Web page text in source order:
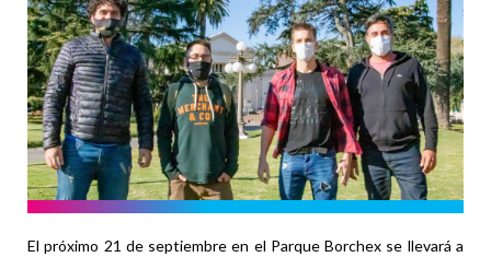
El próximo 21 de septiembre en el Parque Borchex se llevará a